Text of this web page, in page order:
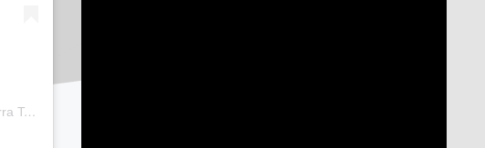
Uma publicação compartilhada por Notícias em Serra Talhada (@bloglucianarego)